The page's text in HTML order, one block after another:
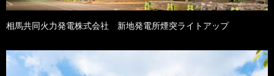
相馬共同火力発電株式会社 新地発電所煙突ライトアップ